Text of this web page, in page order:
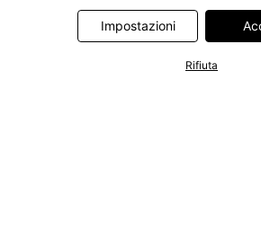
trattamento dei dati da parte di questi
nella nostrainformativa privacy e
accessibile anche tramite un
Impostazioni
Rifiuta